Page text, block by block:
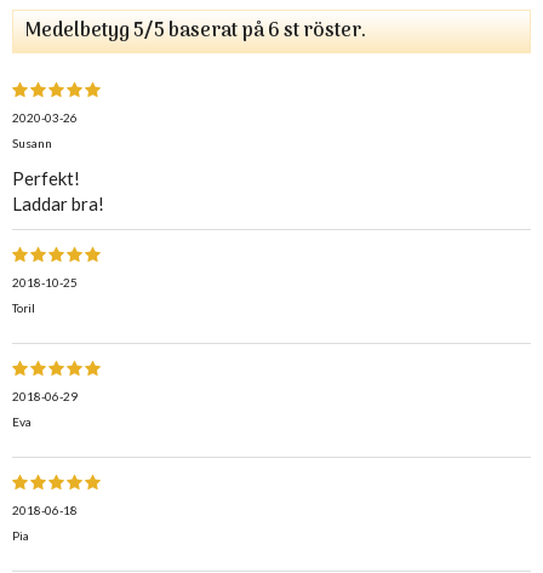
Medelbetyg5/5 baserat på6st röster.
2020-03-26
Susann
Perfekt!
Laddar bra!
2018-10-25
Toril
2018-06-29
Eva
2018-06-18
Pia